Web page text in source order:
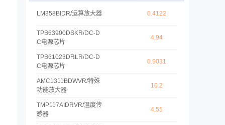
LM358BIDR/运算放大器 0.4122
TPS63900DSKR/DC-D
C电源芯片
4.94
TPS61023DRLR/DC-D
C电源芯片
0.9031
AMC1311BDWVR/特殊
功能放大器
10.2
TMP117AIDRVR/温度传
感器
4.55